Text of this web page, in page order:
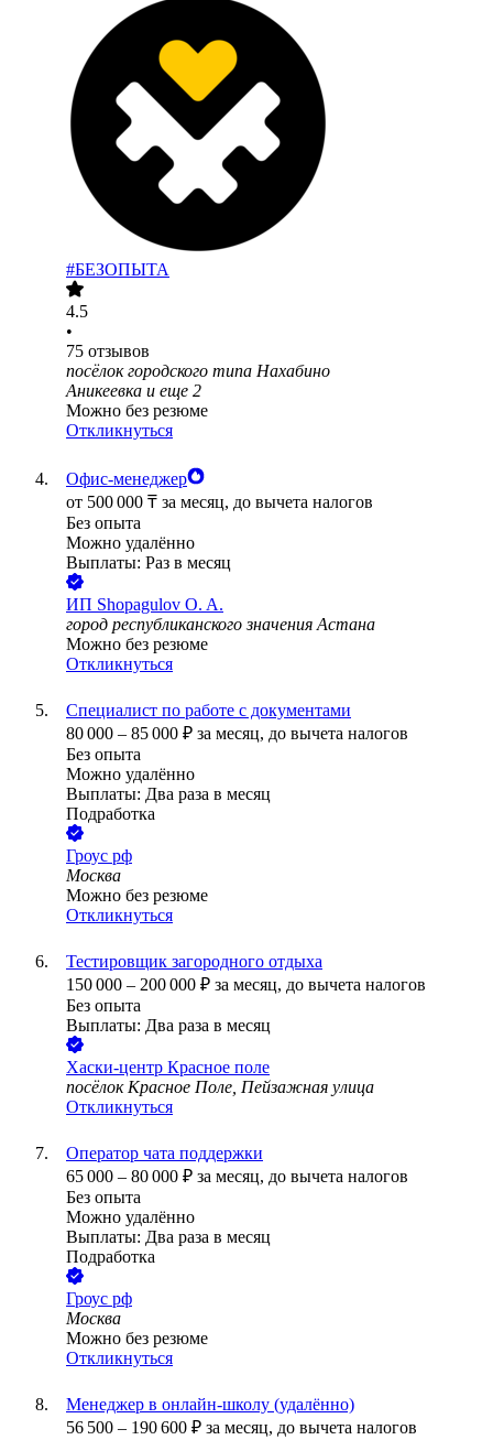
#БЕЗОПЫТА
4.5
•
75 отзывов
посёлок городского типа Нахабино
Аникеевка и еще 2
Можно без резюме
Откликнуться
Офис-менеджер
от 500 000 ₸ за месяц, до вычета налогов
Без опыта
Можно удалённо
Выплаты: Раз в месяц
ИП Shopagulov O. A.
город республиканского значения Астана
Можно без резюме
Откликнуться
Специалист по работе с документами
80 000 – 85 000 ₽ за месяц, до вычета налогов
Без опыта
Можно удалённо
Выплаты: Два раза в месяц
Подработка
Гроус рф
Москва
Можно без резюме
Откликнуться
Тестировщик загородного отдыха
150 000 – 200 000 ₽ за месяц, до вычета налогов
Без опыта
Выплаты: Два раза в месяц
Хаски-центр Красное поле
посёлок Красное Поле, Пейзажная улица
Откликнуться
Оператор чата поддержки
65 000 – 80 000 ₽ за месяц, до вычета налогов
Без опыта
Можно удалённо
Выплаты: Два раза в месяц
Подработка
Гроус рф
Москва
Можно без резюме
Откликнуться
Менеджер в онлайн-школу (удалённо)
56 500 – 190 600 ₽ за месяц, до вычета налогов